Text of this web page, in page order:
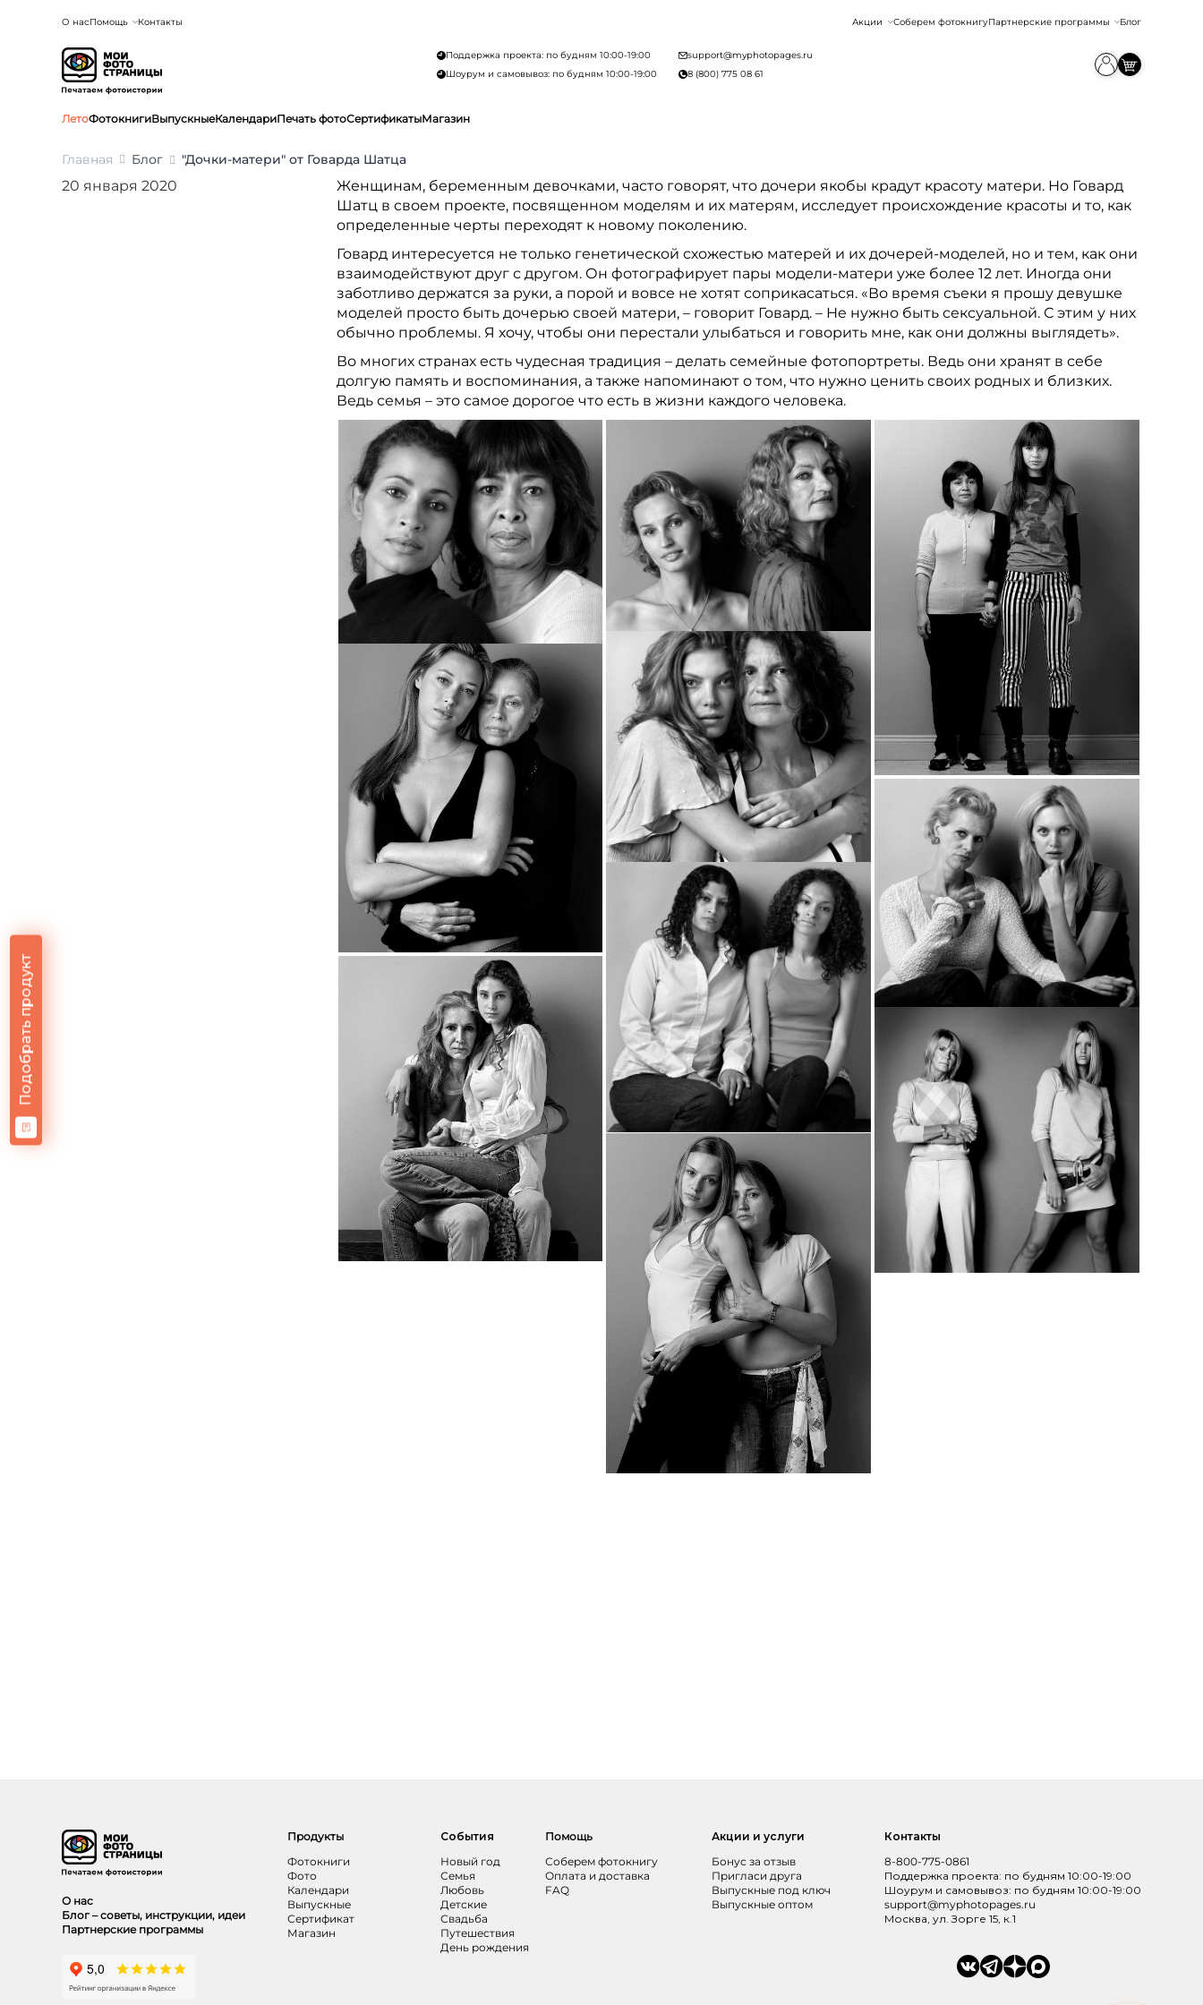
О насПомощь Контакты Акции Соберем фотокнигуПартнерские программы Блог
Поддержка проекта: по будням 10:00-19:00
Шоурум и самовывоз: по будням 10:00-19:00
support@myphotopages.ru
8 (800) 775 08 61
ЛетоФотокнигиВыпускныеКалендариПечать фотоСертификатыМагазин
Подобрать продукт
Главная Блог "Дочки-матери" от Говарда Шатца
20 января 2020
Женщинам, беременным девочками, часто говорят, что дочери якобы крадут красоту матери. Но Говард
Шатц в своем проекте, посвященном моделям и их матерям, исследует происхождение красоты и то, как
определенные черты переходят к новому поколению.
Говард интересуется не только генетической схожестью матерей и их дочерей-моделей, но и тем, как они
взаимодействуют друг с другом. Он фотографирует пары модели-матери уже более 12 лет. Иногда они
заботливо держатся за руки, а порой и вовсе не хотят соприкасаться. «Во время съеки я прошу девушке
моделей просто быть дочерью своей матери, – говорит Говард. – Не нужно быть сексуальной. С этим у них
обычно проблемы. Я хочу, чтобы они перестали улыбаться и говорить мне, как они должны выглядеть».
Во многих странах есть чудесная традиция – делать семейные фотопортреты. Ведь они хранят в себе
долгую память и воспоминания, а также напоминают о том, что нужно ценить своих родных и близких.
Ведь семья – это самое дорогое что есть в жизни каждого человека.
О нас
Блог – советы, инструкции, идеи
Партнерские программы
Продукты
Фотокниги
Фото
Календари
Выпускные
Сертификат
Магазин
События
Новый год
Семья
Любовь
Детские
Свадьба
Путешествия
День рождения
Помощь
Соберем фотокнигу
Оплата и доставка
FAQ
Акции и услуги
Бонус за отзыв
Пригласи друга
Выпускные под ключ
Выпускные оптом
Контакты
8-800-775-0861
Поддержка проекта: по будням 10:00-19:00
Шоурум и самовывоз: по будням 10:00-19:00
support@myphotopages.ru
Москва, ул. Зорге 15, к.1